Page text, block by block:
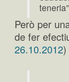
Però per
de fer
26.10.2012)